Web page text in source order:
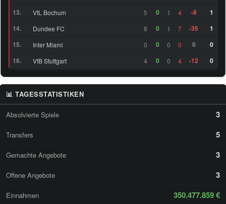
13.
VfL Bochum 5 0 1 4 -8
1
14.
Dundee FC 8 0 1 7 -35
1
15.
Inter Miami 0 0 0 0 0
0
16.
VfB Stuttgart 4 0 0 4 -12 0
📊 TAGESSTATISTIKEN
Absolvierte Spiele 3
Transfers 5
Gemachte Angebote 3
Offene Angebote 3
Einnahmen 350.477.859 €